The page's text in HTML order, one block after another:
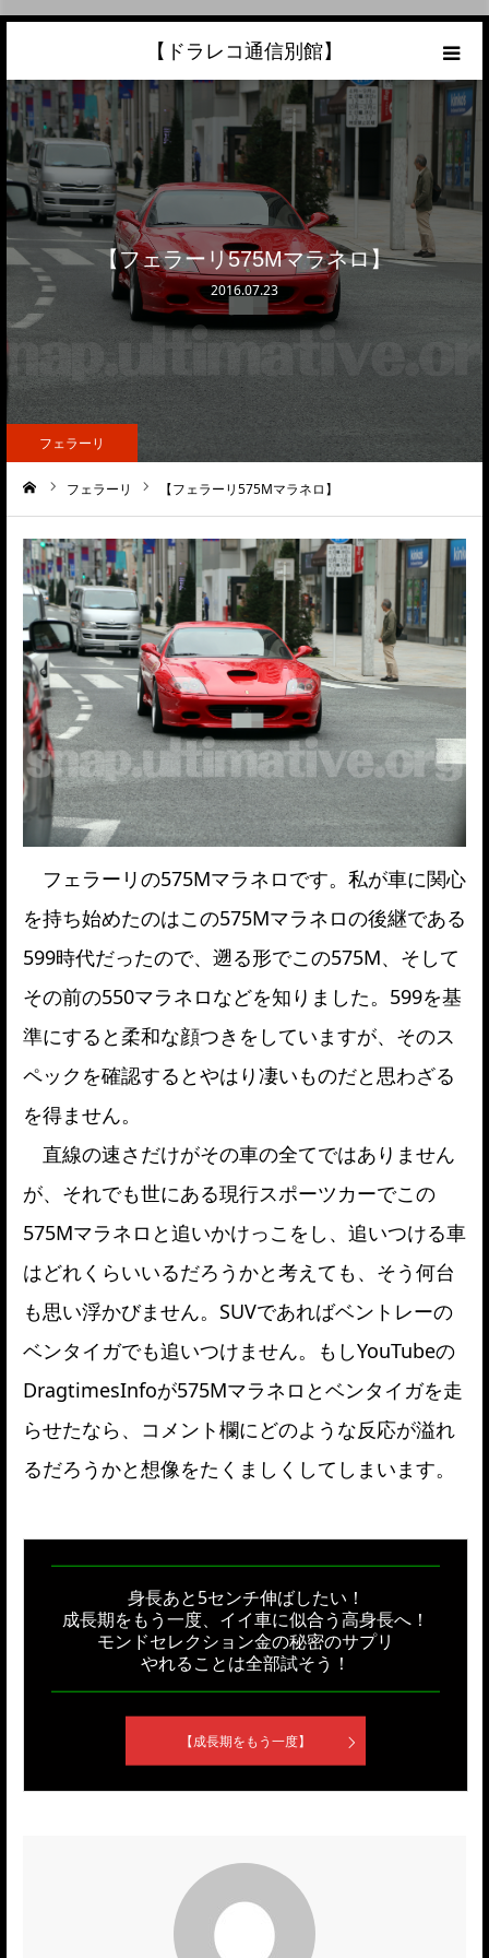
【ドラレコ通信別館】
【フェラーリ575Mマラネロ】
2016.07.23
フェラーリ
フェラーリ 【フェラーリ575Mマラネロ】
フェラーリの575Mマラネロです。私が車に関心
を持ち始めたのはこの575Mマラネロの後継である
599時代だったので、遡る形でこの575M、そして
その前の550マラネロなどを知りました。599を基
準にすると柔和な顔つきをしていますが、そのス
ペックを確認するとやはり凄いものだと思わざる
を得ません。
直線の速さだけがその車の全てではありません
が、それでも世にある現行スポーツカーでこの
575Mマラネロと追いかけっこをし、追いつける車
はどれくらいいるだろうかと考えても、そう何台
も思い浮かびません。SUVであればベントレーの
ベンタイガでも追いつけません。もしYouTubeの
DragtimesInfoが575Mマラネロとベンタイガを走
らせたなら、コメント欄にどのような反応が溢れ
るだろうかと想像をたくましくしてしまいます。
身長あと5センチ伸ばしたい！
成長期をもう一度、イイ車に似合う高身長へ！
モンドセレクション金の秘密のサプリ
やれることは全部試そう！
【成長期をもう一度】
ホーム
あなたの愛車の最高額を知ろう！
こんな中古車が欲しい
トラック売却ならこちら
当サイトについて
リンク